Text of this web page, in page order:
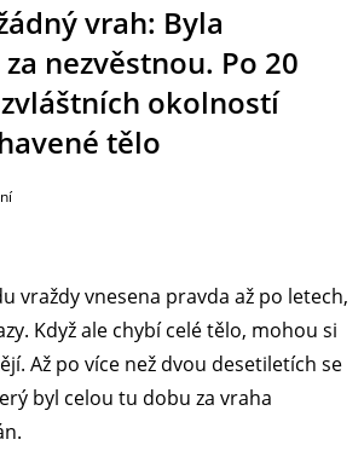
vrah: Byla
nezvěstnou. Po 20
okolností
tělo
vraždy vnesena pravda až po letech,
Když ale chybí celé tělo, mohou si
Až po více než dvou desetiletích se
byl celou tu dobu za vraha